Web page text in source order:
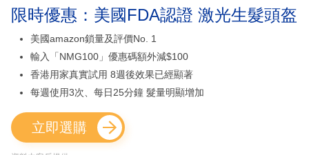
限時優惠：美國FDA認證 激光生髮頭盔
美國amazon鎖量及評價No. 1
輸入「NMG100」優惠碼額外減$100
香港用家真實試用 8週後效果已經顯著
每週使用3次、每日25分鐘 髮量明顯增加
立即選購